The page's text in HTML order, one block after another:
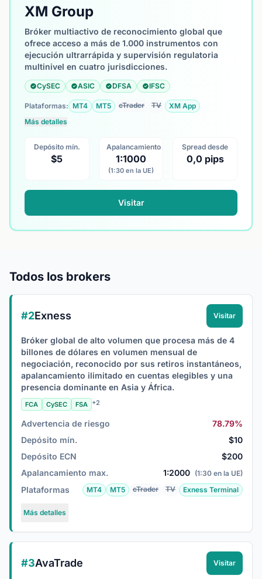
XM Group
Bróker multiactivo de reconocimiento global que
ofrece acceso a más de 1.000 instrumentos con
ejecución ultrarrápida y supervisión regulatoria
multinivel en cuatro jurisdicciones.
CySEC ASIC DFSA IFSC
Plataformas: MT4 MT5 cTrader TV
XM App
Más detalles
Depósito mín.
$5
Apalancamiento
1:1000
(1:30 en la UE)
Spread desde
0,0 pips
Visitar
Todos los brokers
#2Exness Visitar
Bróker global de alto volumen que procesa más de 4
billones de dólares en volumen mensual de
negociación, reconocido por sus retiros instantáneos,
apalancamiento ilimitado en cuentas elegibles y una
presencia dominante en Asia y África.
FCA CySEC FSA +2
Advertencia de riesgo
78.79%
Depósito mín.
$10
Depósito ECN
$200
Apalancamiento max.
1:2000 (1:30 en la UE)
Plataformas MT4 MT5 cTrader TV Exness Terminal
Más detalles
#3AvaTrade Visitar